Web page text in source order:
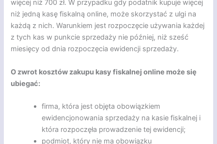
więcej niż 700 zł. W przypadku gdy podatnik kupuje więcej
niż jedną kasę fiskalną online, może skorzystać z ulgi na
każdą z nich. Warunkiem jest rozpoczęcie używania każdej
z tych kas w punkcie sprzedaży nie później, niż sześć
miesięcy od dnia rozpoczęcia ewidencji sprzedaży.
O zwrot kosztów zakupu kasy fiskalnej online może się
ubiegać:
firma, która jest objęta obowiązkiem
ewidencjonowania sprzedaży na kasie fiskalnej i
która rozpoczęła prowadzenie tej ewidencji;
podmiot, który nie ma obowiązku